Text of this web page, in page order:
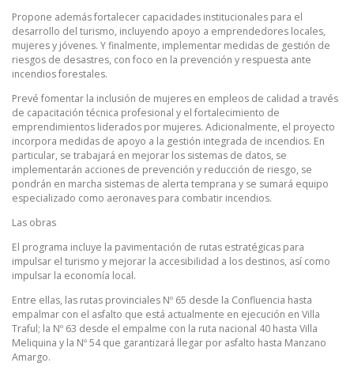
Propone además fortalecer capacidades institucionales para el
desarrollo del turismo, incluyendo apoyo a emprendedores locales,
mujeres y jóvenes. Y finalmente, implementar medidas de gestión de
riesgos de desastres, con foco en la prevención y respuesta ante
incendios forestales.
Prevé fomentar la inclusión de mujeres en empleos de calidad a través
de capacitación técnica profesional y el fortalecimiento de
emprendimientos liderados por mujeres. Adicionalmente, el proyecto
incorpora medidas de apoyo a la gestión integrada de incendios. En
particular, se trabajará en mejorar los sistemas de datos, se
implementarán acciones de prevención y reducción de riesgo, se
pondrán en marcha sistemas de alerta temprana y se sumará equipo
especializado como aeronaves para combatir incendios.
Las obras
El programa incluye la pavimentación de rutas estratégicas para
impulsar el turismo y mejorar la accesibilidad a los destinos, así como
impulsar la economía local.
Entre ellas, las rutas provinciales Nº 65 desde la Confluencia hasta
empalmar con el asfalto que está actualmente en ejecución en Villa
Traful; la Nº 63 desde el empalme con la ruta nacional 40 hasta Villa
Meliquina y la Nº 54 que garantizará llegar por asfalto hasta Manzano
Amargo.